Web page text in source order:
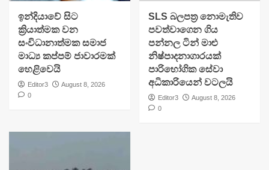
​ඉන්දියාවේ සිට
ක්‍රියාත්මක වන
සංවිධානාත්මක සමාජ
මාධ්‍ය කප්පම් ජාවාරමක්
හෙළිවෙයි
Editor3
August 8, 2026
0
SLS බලපත්‍ර නොමැතිව
පවත්වාගෙන ගිය
පන්නල ටින් මාළු
නිෂ්පාදනාගාරයක්
පාරිභෝගික සේවා
අධිකාරියෙන් වටලයි
Editor3
August 8, 2026
0